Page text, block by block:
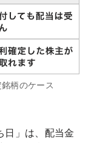
柄のケース
日」は、配当金